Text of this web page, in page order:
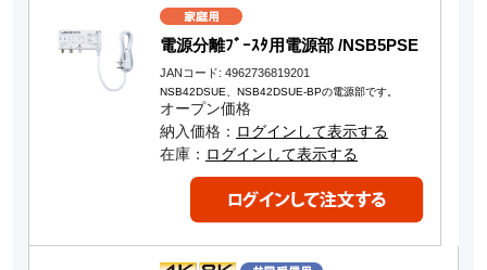
電源分離ﾌﾞｰｽﾀ用電源部 /NSB5PSE
JANコード: 4962736819201
NSB42DSUE、NSB42DSUE-BPの電源部です。
オープン価格
納入価格： ログインして表示する
在庫： ログインして表示する